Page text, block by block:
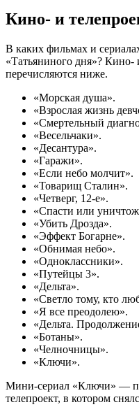
Кино- и
В каких фильмах и
«Татьяниного дня»? Кино-
перечисляются ниже.
«Морская душа».
«Взрослая жизнь
«Смертельный
«Весельчаки».
«Десантура».
«Гаражи».
«Если небо молчит».
«Товарищ Сталин».
«Четверг, 12-е».
«Спасти или
«Убить Дрозда».
«Эффект Богарне».
«Обнимая небо».
«Одноклассники».
«Путейцы 3».
«Дельта».
«Светло тому, кто
«Я все преодолею».
«Дельта.
«Ботаны».
«Челночницы».
«Ключи».
Мини-сериал «Ключи» —
телепроект, в котором